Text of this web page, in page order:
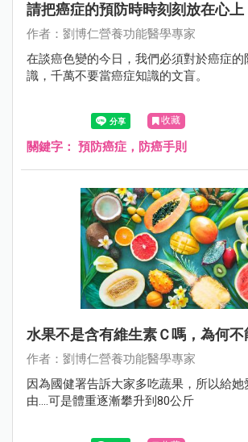
請把癌症的預防時時刻刻放在心上
作者：劉博仁營養功能醫學專家
在談癌色變的今日，我們必須對於癌症
識，千萬不要當癌症知識的文盲。
收藏
關鍵字： 預防癌症，防癌手則
水果不是含有維生素Ｃ嗎，為何不
作者：劉博仁營養功能醫學專家
因為國健署告訴大家多吃蔬果，所以給她
由....可是體重逐漸攀升到80公斤